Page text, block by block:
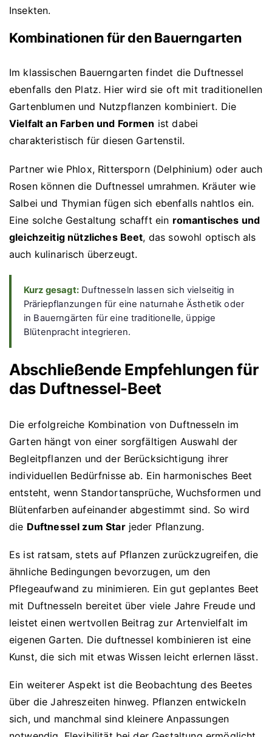
Insekten.
Kombinationen für den Bauerngarten
Im klassischen Bauerngarten findet die Duftnessel
ebenfalls den Platz. Hier wird sie oft mit traditionellen
Gartenblumen und Nutzpflanzen kombiniert. Die
Vielfalt an Farben und Formen ist dabei
charakteristisch für diesen Gartenstil.
Partner wie Phlox, Rittersporn (Delphinium) oder auch
Rosen können die Duftnessel umrahmen. Kräuter wie
Salbei und Thymian fügen sich ebenfalls nahtlos ein.
Eine solche Gestaltung schafft ein romantisches und
gleichzeitig nützliches Beet, das sowohl optisch als
auch kulinarisch überzeugt.
Kurz gesagt:Duftnesseln lassen sich vielseitig in
Präriepflanzungen für eine naturnahe Ästhetik oder
in Bauerngärten für eine traditionelle, üppige
Blütenpracht integrieren.
Abschließende Empfehlungen für
das Duftnessel-Beet
Die erfolgreiche Kombination von Duftnesseln im
Garten hängt von einer sorgfältigen Auswahl der
Begleitpflanzen und der Berücksichtigung ihrer
individuellen Bedürfnisse ab. Ein harmonisches Beet
entsteht, wenn Standortansprüche, Wuchsformen und
Blütenfarben aufeinander abgestimmt sind. So wird
die Duftnessel zum Starjeder Pflanzung.
Es ist ratsam, stets auf Pflanzen zurückzugreifen, die
ähnliche Bedingungen bevorzugen, um den
Pflegeaufwand zu minimieren. Ein gut geplantes Beet
mit Duftnesseln bereitet über viele Jahre Freude und
leistet einen wertvollen Beitrag zur Artenvielfalt im
eigenen Garten. Die duftnessel kombinieren ist eine
Kunst, die sich mit etwas Wissen leicht erlernen lässt.
Ein weiterer Aspekt ist die Beobachtung des Beetes
über die Jahreszeiten hinweg. Pflanzen entwickeln
sich, und manchmal sind kleinere Anpassungen